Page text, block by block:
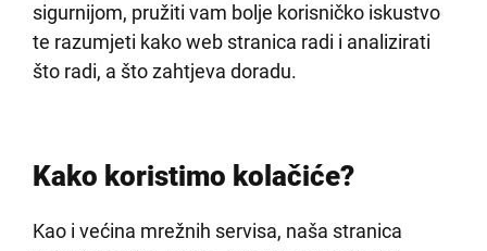
sigurnijom, pružiti vam bolje korisničko iskustvo
te razumjeti kako web stranica radi i analizirati
što radi, a što zahtjeva doradu.
Kako koristimo kolačiće?
Kao i većina mrežnih servisa, naša stranica